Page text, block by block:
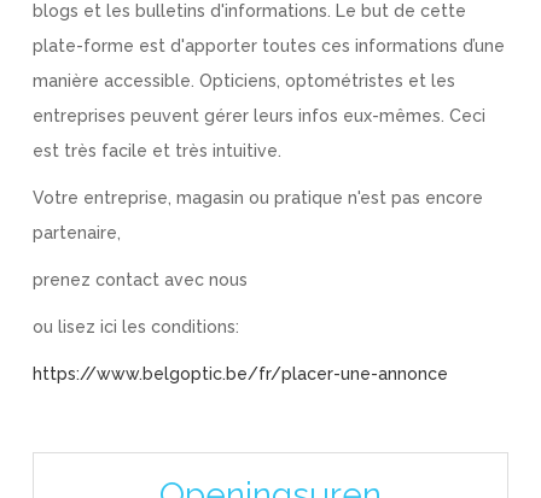
blogs et les bulletins d'informations. Le but de cette
plate-forme est d'apporter toutes ces informations d’une
manière accessible. Opticiens, optométristes et les
entreprises peuvent gérer leurs infos eux-mêmes. Ceci
est très facile et très intuitive.
Votre entreprise, magasin ou pratique n'est pas encore
partenaire,
prenez contact avec nous
ou lisez ici les conditions:
https://www.belgoptic.be/fr/placer-une-annonce